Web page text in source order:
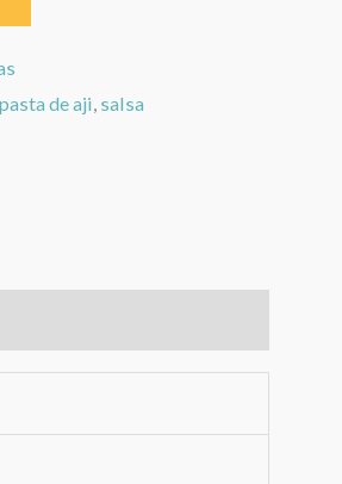
de aji, salsa